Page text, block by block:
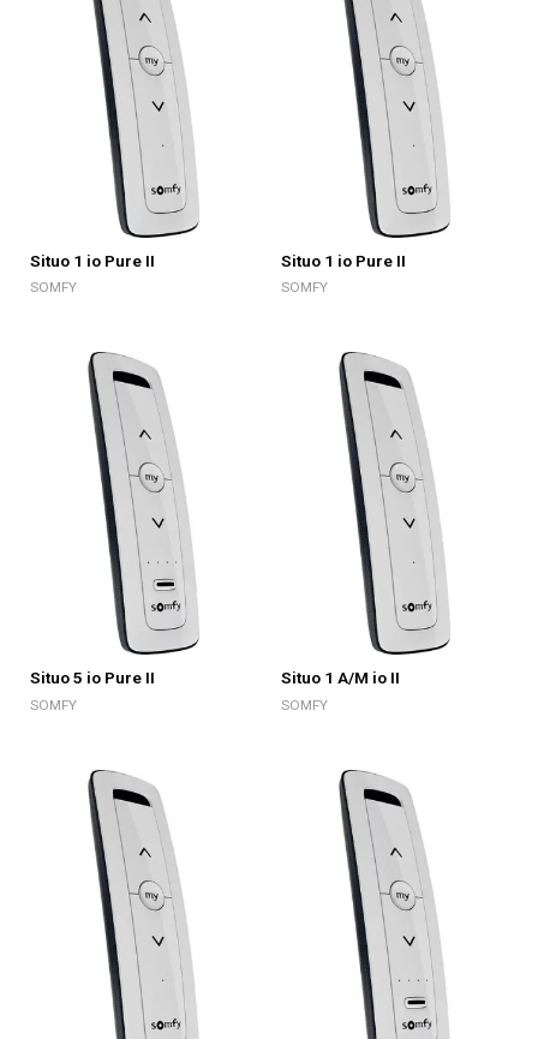
Situo 1 io Pure II
SOMFY
Situo 1 io Pure II
SOMFY
Situo 5 io Pure II
SOMFY
Situo 1 A/M io II
SOMFY